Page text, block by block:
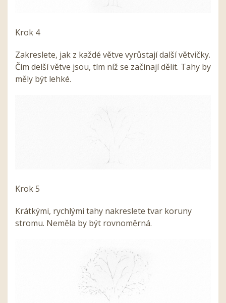
Krok 4
Zakreslete, jak z každé větve vyrůstají další větvičky.
Čím delší větve jsou, tím níž se začínají dělit. Tahy by
měly být lehké.
Krok 5
Krátkými, rychlými tahy nakreslete tvar koruny
stromu. Neměla by být rovnoměrná.